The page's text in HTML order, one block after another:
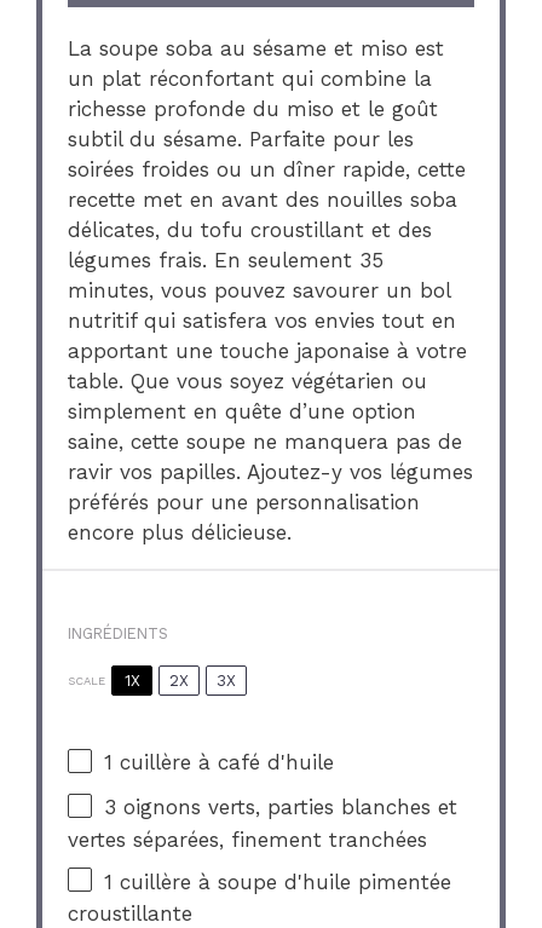
La soupe soba au sésame et miso est
un plat réconfortant qui combine la
richesse profonde du miso et le goût
subtil du sésame. Parfaite pour les
soirées froides ou un dîner rapide, cette
recette met en avant des nouilles soba
délicates, du tofu croustillant et des
légumes frais. En seulement 35
minutes, vous pouvez savourer un bol
nutritif qui satisfera vos envies tout en
apportant une touche japonaise à votre
table. Que vous soyez végétarien ou
simplement en quête d’une option
saine, cette soupe ne manquera pas de
ravir vos papilles. Ajoutez-y vos légumes
préférés pour une personnalisation
encore plus délicieuse.
INGRÉDIENTS
SCALE 1X 2X 3X
1 cuillère à café d'huile
3 oignons verts, parties blanches et
vertes séparées, finement tranchées
1 cuillère à soupe d'huile pimentée
croustillante